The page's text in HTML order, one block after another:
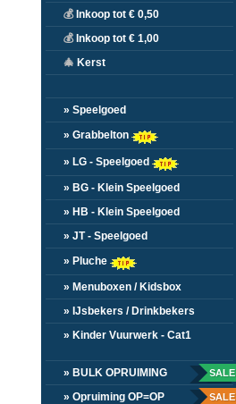
💰Inkoop tot € 0,50
💰Inkoop tot € 1,00
🎄 Kerst
» Speelgoed
» Grabbelton
» LG - Speelgoed
» BG - Klein Speelgoed
» HB - Klein Speelgoed
» JT - Speelgoed
» Pluche
» Menuboxen / Kidsbox
» IJsbekers / Drinkbekers
» Kinder Vuurwerk - Cat1
» BULK OPRUIMING SALE
» Opruiming OP=OP SALE